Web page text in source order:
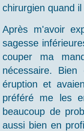
chirurgien quand
Après m'avoir
sagesse
couper ma
nécessaire.
éruption et
préféré me les
beaucoup de
aussi bien en